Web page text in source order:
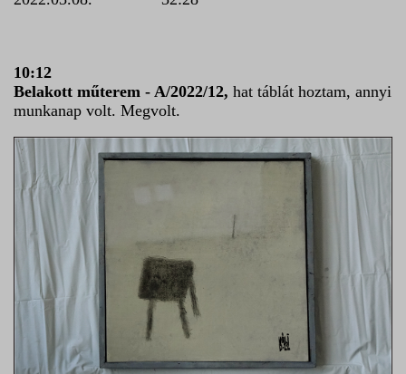
10:12
Belakott műterem - A/2022/12, hat táblát hoztam, annyi
munkanap volt. Megvolt.